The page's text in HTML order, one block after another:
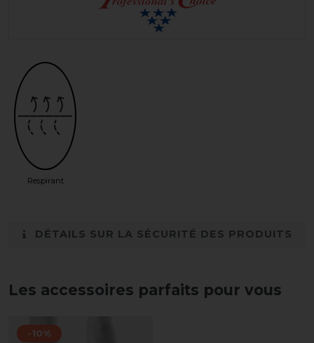
Respirant
DÉTAILS SUR LA SÉCURITÉ DES PRODUITS
Les accessoires parfaits pour vous
-10%